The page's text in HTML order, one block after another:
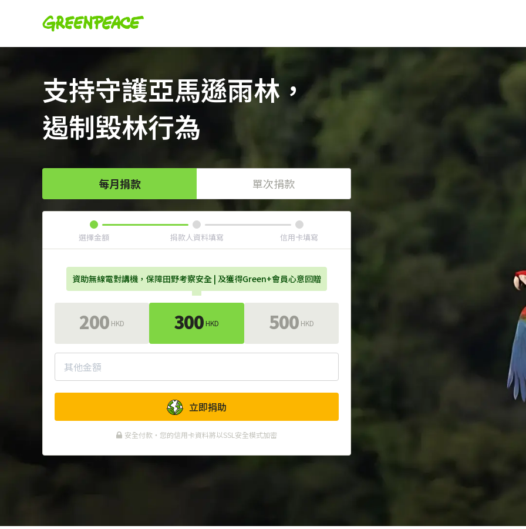
支持守護亞馬遜雨林，
遏制毀林行為
每月捐款 單次捐款
選擇金額 捐款人資料填寫 信用卡填寫
200 HKD 300 HKD 500 HKD
資助無線電對講機，保障田野考察安全 | 及獲得Green+會員心意回贈
立即捐助
安全付款・您的信用卡資料將以SSL安全模式加密